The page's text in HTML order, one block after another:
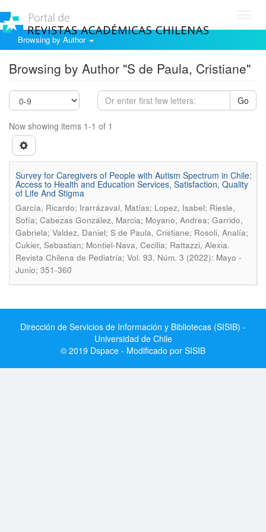
Browsing by Author
Browsing by Author "S de Paula, Cristiane"
Go
Now showing items 1-1 of 1
Survey for Caregivers of People with Autism Spectrum in Chile:
Access to Health and Education Services, Satisfaction, Quality
of Life And Stigma
García, Ricardo; Irarrázaval, Matías; Lopez, Isabel; Riesle,
Sofía; Cabezas González, Marcia; Moyano, Andrea; Garrido,
Gabriela; Valdez, Daniel; S de Paula, Cristiane; Rosoli, Analía;
Cukier, Sebastian; Montiel-Nava, Cecilia; Rattazzi, Alexia.
Revista Chilena de Pediatría; Vol. 93, Núm. 3 (2022): Mayo -
Junio; 351-360
Dirección de Servicios de Información y Bibliotecas (SISIB) -
Universidad de Chile
© 2019 Dspace - Modificado por SISIB